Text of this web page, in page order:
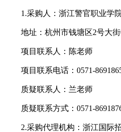
1.采购人：浙江警官职业学
地址：杭州市钱塘区2号大
项目联系人：陈老师
项目联系电话：0571-
质疑联系人：兰老师
质疑联系方式：0571-
2.采购代理机构：浙江国际